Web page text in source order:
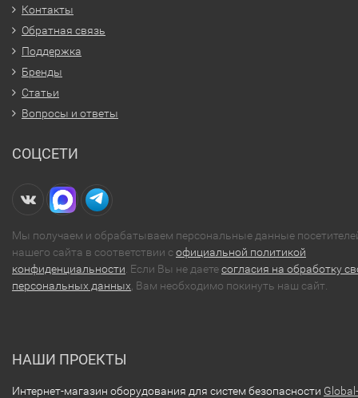
Контакты
Обратная связь
Поддержка
Бренды
Статьи
Вопросы и ответы
СОЦСЕТИ
Мы получаем и обрабатываем персональные данные
нашего сайта в соответствии софициальной политикой
конфиденциальности . Если Вы не даетесогласия на обработку
персональных данных , Вам необходимо покинуть наш сайт.
НАШИ ПРОЕКТЫ
Интернет-магазин оборудования для систем безопасности Global-